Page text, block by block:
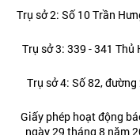
Trụ sở 2: Số 10 Trần
Trụ sở 3: 339 - 341
Trụ sở 4: Số 82,
Giấy phép hoạt động
ngày 29 tháng 8 năm